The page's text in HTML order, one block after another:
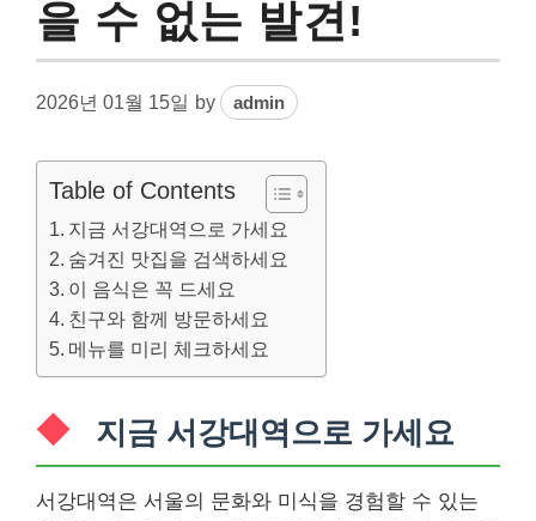
을 수 없는 발견!
2026년 01월 15일 by admin
Table of Contents
지금 서강대역으로 가세요
숨겨진 맛집을 검색하세요
이 음식은 꼭 드세요
친구와 함께 방문하세요
메뉴를 미리 체크하세요
지금 서강대역으로 가세요
서강대역은 서울의 문화와 미식을 경험할 수 있는